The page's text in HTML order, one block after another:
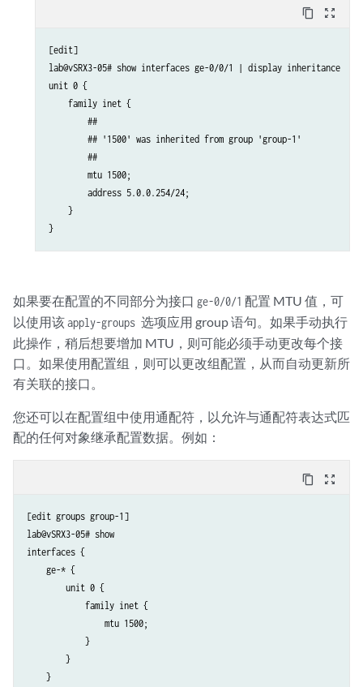
content_copy zoom_out_map
[edit]
lab@vSRX3-05# show interfaces ge-0/0/1 | display inheritance
unit 0 {
    family inet {
        ##
        ## '1500' was inherited from group 'group-1'
        ##
        mtu 1500;
        address 5.0.0.254/24;
    }
}
如果要在配置的不同部分为接口 ge-0/0/1 配置 MTU 值，可
以使用该apply-groups 选项应用 group 语句。如果手动执行
此操作，稍后想要增加 MTU，则可能必须手动更改每个接
口。如果使用配置组，则可以更改组配置，从而自动更新所
有关联的接口。
您还可以在配置组中使用通配符，以允许与通配符表达式匹
配的任何对象继承配置数据。例如：
content_copy zoom_out_map
[edit groups group-1]
lab@vSRX3-05# show
interfaces {
    ge-* {
        unit 0 {
            family inet {
                mtu 1500;
            }
        }
    }